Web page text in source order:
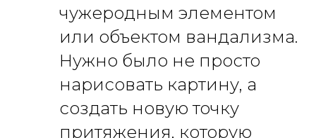
чужеродным элементом
или объектом вандализма.
Нужно было не просто
нарисовать картину, а
создать новую точку
притяжения, которую